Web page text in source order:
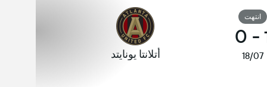
انتهت
-
0
18/07 أتلانتا يونايتد